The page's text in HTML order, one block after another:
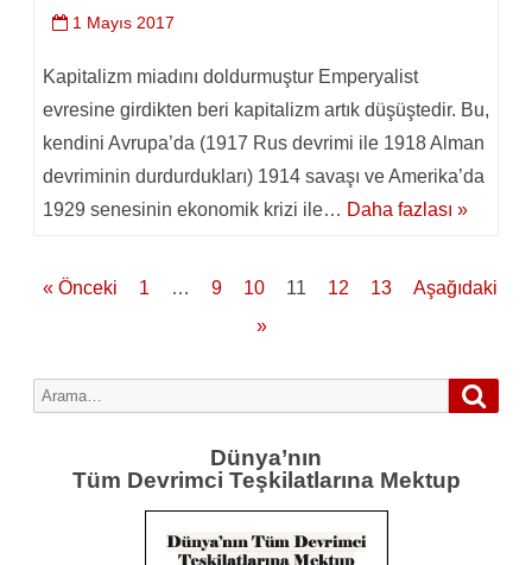
1 Mayıs 2017
Kapitalizm miadını doldurmuştur Emperyalist
evresine girdikten beri kapitalizm artık düşüştedir. Bu,
kendini Avrupa’da (1917 Rus devrimi ile 1918 Alman
devriminin durdurdukları) 1914 savaşı ve Amerika’da
1929 senesinin ekonomik krizi ile… Daha fazlası »
Yazı
« Önceki 1 … 9 10 11 12 13
Aşağıdaki
»
Search
for:
Dünya’nın
Tüm Devrimci Teşkilatlarına Mektup